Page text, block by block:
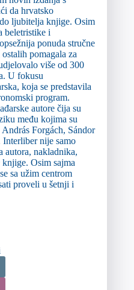
da hrvatsko
ljubitelja knjige. Osim
beletristike i
ponuda stručne
pomagala za
više od 300
U fokusu
koja se predstavila
program.
autore čija su
među kojima su
Forgách, Sándor
nije samo
autora, nakladnika,
Osim sajma
sa užim centrom
proveli u šetnji i